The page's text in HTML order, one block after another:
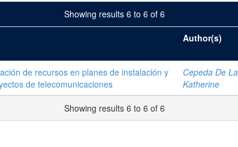
Showing results 6 to 6 of 6
Author(s)
de recursos en planes de instalación y
de telecomunicaciones
Cepeda De
Katherine
Showing results 6 to 6 of 6